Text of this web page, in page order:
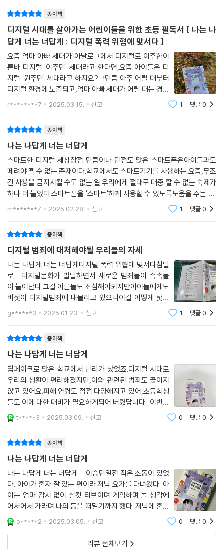
“입술 사진도?”
“아니. 내 입술에 뽀뽀해 달라고.”
공부를 잘하는 모범생이고, 현실 세계도 아닌데 괜찮겠지 생각했는데 이건
아니다.
--- pp.126-127
나를 따라 웃는 동수를 보고 또 한 번 깨달았다. 가상 공간 속 아바타는 상
대방이 원하는 모습으로 맞춰 가며 거짓으로 행동한다는 걸. 돌이켜 보면
에 있는 진짜 친구를 보지 못했다.
한 달 전, 단톡에서 경미의 별명은 ‘몬스터’였다. 덩치가 커 큰 옷만 입고 다
녀서 붙은 별명이었다. 누군가 ‘몬스터’라고 쓰기만 해도 반 애들은 ‘ㅋㅋㅋ
ㅋ’ 쓰기 대회를 열었다. 나도 그중 하나였다. 그 누구보다 큰 소리로 그 누
구보다 먼저 웃었고, 마치 그런 애들의 생각에 완벽히 동의하는 것처럼 굴
었다. 그렇게 하면 내가 그 자리에 놓이지 않을 거라고 믿었기 때문이다.
“한철아, 괴롭힘을 당한 애들 대부분이 너처럼 내 말에 갈등을 많이 해. 왜
냐하면 오랫동안 시달린 상태라 괴롭힘에서 벗어날 수 없다고 생각하고 있
거든. 가해자들이 자기 인생 끝까지 쫓아올 것 같다고 말하기도 하고. 그런
데 절대 그렇지 않아, 절대. 도움을 청한 순간부터 상황은 반드시 좋아지게
돼 있어. 너 자신이 너를 구하러 왔으니까. 무엇보다 넌 혼자가 아니야. 그
#사이버불링
따돌림받는 친구 편을 들었다는 이유로 한철이는 단톡에서 괴롭힘을 당한
다. 주동자 수진이와 태현이는 온갖 거짓말을 퍼뜨리는 걸로 모자라 합성
사진과 동영상까지 올리며 한철이를 조롱한다. 감옥 같은 단톡에서 벗어날
수 있을까? 고민하던 한철이는 “누구도 함부로 사람을 괴롭힐 자격은 없
다.”는 상담 선생님의 말씀에 아이들을 멈추게 하기 위한 용기를 낸다.
린이의 작은 목소리가 세상을 바꾸는 큰 행동으로 이어질 수 있다는 믿음
으로, 어린이와 세상을 잇는 작품을 꾸준히 펴낼 예정입니다. 『나는 나답게
너는 너답게』는 동화 매듭 시리즈의 첫 책입니다.
종이책
디지털 시대를 살아가는 어린이들을 위한 초등 필독서 [ 나는 나
답게 너는 너답게 : 디지털 폭력 위협에 맞서다 ]
요즘 엄마 아빠 세대가 아날로그에서 디지털로 이주한이
른바 디지털 '이주민' 세대라고 한다면,요즘 아이들은 디
지털 '원주민' 세대라고 하지요?그만큼 아주 어릴 때부터
디지털 환경에 노출되고,엄마 아빠 세대가 어릴 때는 경험
해 보지 못했던여러 가지 디지털의 장점들을 누리며 자라
r********7 2025.03.15. 신고 1 댓글0
종이책
나는 나답게 너는 너답게
스마트한 디지털 세상장점 만큼이나 단점도 많은 스마트폰은아이들과도
떼려야 뗄 수 없는 존재이다.학교에서도 스마트기기를 사용하는 요즘,무조
건 사용을 금지시킬 수도 없는 일.우리에게 절대로 대충 할 수 없는 숙제가
하나 더 늘었다.스마트폰을 '스마트'하게 사용할 수 있도록도움을 주는 일.
특히 이를 통해 범죄의 표적이 되거나갈등이 발생하지 않도록 미리 교육하
m*******7 2025.02.28. 신고 1 댓글0
종이책
디지털 범죄에 대처해야될 우리들의 자세
나는 나답게 너는 너답게디지털 폭력 위협에 맞서다참말
로.....디지털문화가 발달하면서 새로운 범죄들이 속속들
이 늘어난다.그걸 어른들도 조심해야되지만아이들에게도
버젓이 디지털범죄에 내몰리고 있으니이걸 어떻게 탓할
수도 없고아이들에게 조심해라 이럴땐 이렇게 해라 알려
줄 수밖에학교에서 공지알람이 오면 희안한 소식도 들려
g******3 2025.01.23. 신고 1 댓글0
종이책
나는 나답게 너는 너답게
딥페이크로 많은 학교에서 난리가 났었죠.디지털 시대로
우리의 생활이 편리해졌지만,이와 관련된 범죄도 끊이지
않고 있어요.피해 연령도 점점 다양해지고 있어,초등학생
들도 이에 대한 대비가 필요하게되어 버렸답니다. 이번에
만난 ‘나는 나답게 너는 너답게’는초상권 침해, 디지털 사
기, 온라인 도박,사생활 감시, 디지털 소외, 디지털 성범
t*****3 2025.03.09. 신고 0 댓글0
종이책
나는 나답게 너는 너답게
나는 나답게 너는 너답게 - 이승민일전 작은 소동이 있었
다. 아이가 혼자 잘 있는 편이라 저녁 요가를 다녀왔다. 아
이는 엄마 감시 없이 실컷 티브이며 게임하며 놀 생각에
어서어서 가라며 나의 등을 떠밀기까지 했다. 저녁에 혼자
두는 건 처음이라 걱정도 됐지만 끽 해봐야 1시간 반인데
그 사이 별일 있겠어? 하는 마음으로 유유자적 요가를 갔
다. 마지막 사바아사나를 하는데 핸드폰
o*****2 2025.03.05. 신고 0 댓글0
리뷰 전체보기